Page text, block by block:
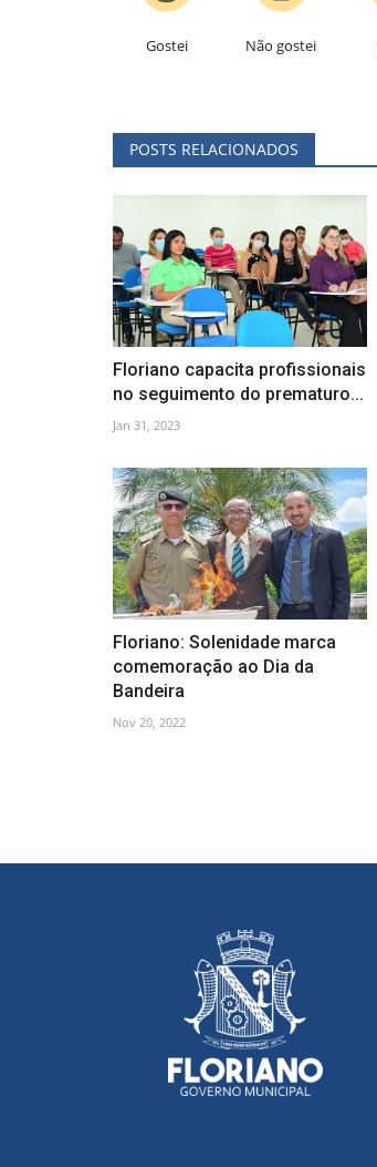
Gostei Não gostei
POSTS RELACIONADOS
Floriano capacita profissionais
no seguimento do prematuro...
Jan 31, 2023
Floriano: Solenidade marca
comemoração ao Dia da
Bandeira
Nov 20, 2022